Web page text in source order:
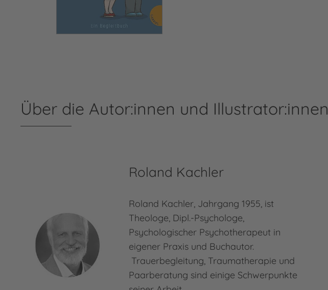
Über die Autor:innen und Illustrator:innen
Roland Kachler
Roland Kachler, Jahrgang 1955, ist
Theologe, Dipl.-Psychologe,
Psychologischer Psychotherapeut in
eigener Praxis und Buchautor.
Trauerbegleitung, Traumatherapie und
Paarberatung sind einige Schwerpunkte